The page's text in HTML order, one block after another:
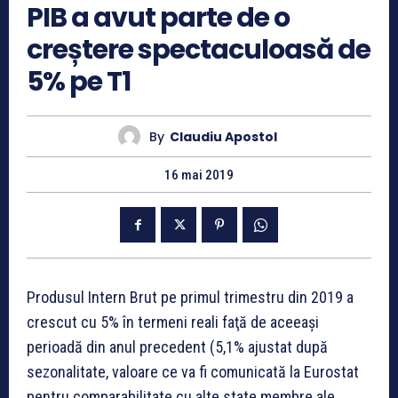
PIB a avut parte de o
creștere spectaculoasă de
5% pe T1
By Claudiu Apostol
16 mai 2019
Produsul Intern Brut pe primul trimestru din 2019 a
crescut cu 5% în termeni reali faţă de aceeaşi
perioadă din anul precedent (5,1% ajustat după
sezonalitate, valoare ce va fi comunicată la Eurostat